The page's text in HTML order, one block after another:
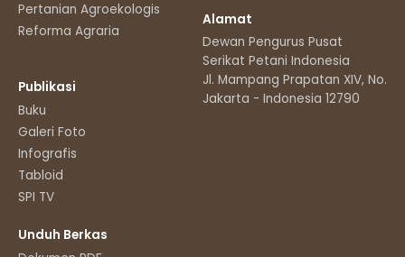
Pertanian Agroekologis
Reforma Agraria
Publikasi
Buku
Galeri Foto
Infografis
Tabloid
SPI TV
Unduh Berkas
Alamat
Dewan Pengurus Pusat
Serikat Petani Indonesia
Jl. Mampang Prapatan XIV, No.11
Jakarta - Indonesia 12790